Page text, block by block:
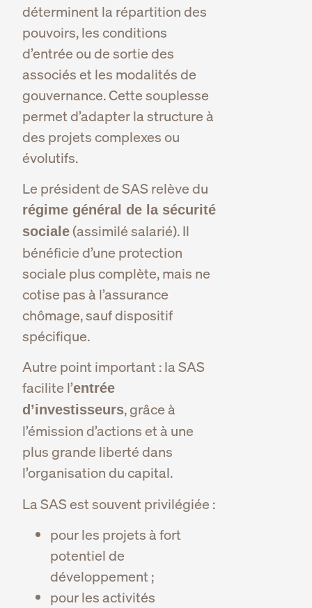
déterminent la répartition des
pouvoirs, les conditions
d’entrée ou de sortie des
associés et les modalités de
gouvernance. Cette souplesse
permet d’adapter la structure à
des projets complexes ou
évolutifs.
Le président de SAS relève du
régime général de la sécurité
sociale(assimilé salarié). Il
bénéficie d’une protection
sociale plus complète, mais ne
cotise pas à l’assurance
chômage, sauf dispositif
spécifique.
Autre point important : la SAS
facilite l’entrée
d’investisseurs, grâce à
l’émission d’actions et à une
plus grande liberté dans
l’organisation du capital.
La SAS est souvent privilégiée :
pour les projets à fort
potentiel de
développement ;
pour les activités